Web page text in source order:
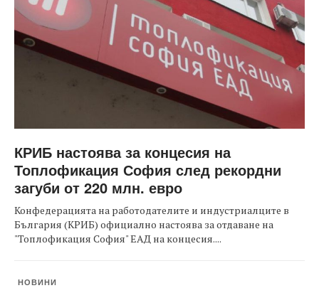
КРИБ настоява за концесия на
Топлофикация София след рекордни
загуби от 220 млн. евро
Конфедерацията на работодателите и индустриалците в
България (КРИБ) официално настоява за отдаване на
"Топлофикация София" ЕАД на концесия....
НОВИНИ